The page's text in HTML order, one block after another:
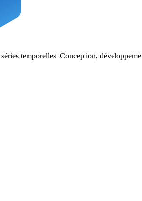
temporelles. Conception,